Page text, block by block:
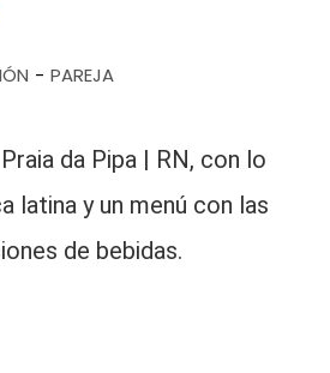
- PAREJA
da Pipa | RN, con lo
latina y un menú con las
de bebidas.